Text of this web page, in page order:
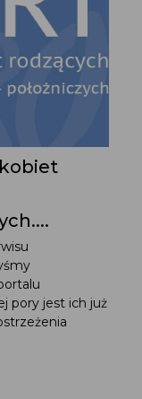
pory jest ich już